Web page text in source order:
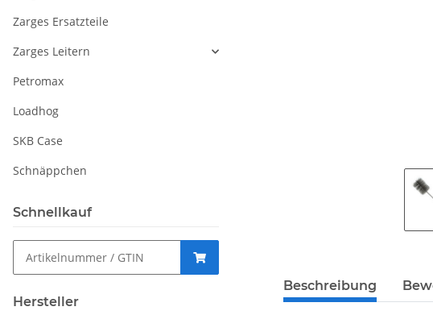
Beschreibung
Zarges Ersatzteile
Zarges Leitern
Petromax
Loadhog
SKB Case
Schnäppchen
Schnellkauf
Hersteller